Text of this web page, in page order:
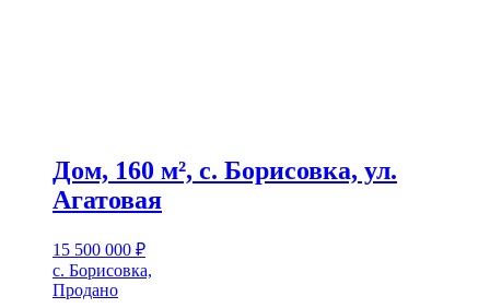
Дом, 160 м², с. Борисовка, ул.
Агатовая
15 500 000 ₽
с. Борисовка,
Продано